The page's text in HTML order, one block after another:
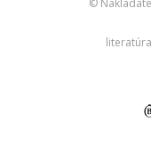
literatúra